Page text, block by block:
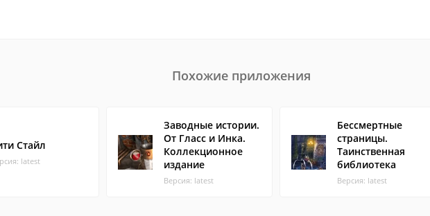
Похожие приложения
Стайл
latest
Заводные истории.
От Гласс и Инка.
Коллекционное
издание
Версия: latest
Бессмертные
страницы.
Таинственная
библиотека
Версия: latest